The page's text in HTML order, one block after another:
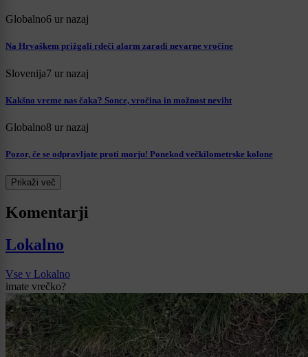
Globalno6 ur nazaj
Na Hrvaškem prižgali rdeči alarm zaradi nevarne vročine
Slovenija7 ur nazaj
Kakšno vreme nas čaka? Sonce, vročina in možnost neviht
Globalno8 ur nazaj
Pozor, če se odpravljate proti morju! Ponekod večkilometrske kolone
Prikaži več
Komentarji
Lokalno
Vse v Lokalno
imate vrečko?